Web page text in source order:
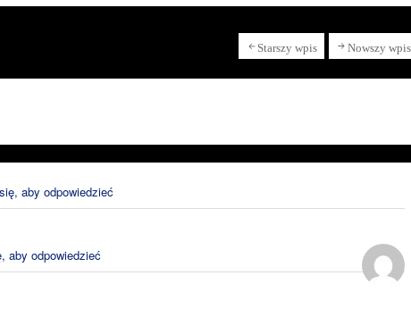
Starszy wpis Nowszy wpis
aby odpowiedzieć
aby odpowiedzieć